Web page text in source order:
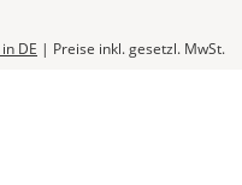
in DE | Preise inkl. gesetzl. MwSt.